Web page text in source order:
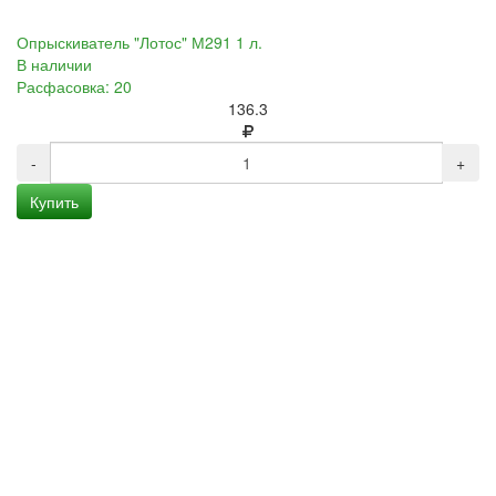
Опрыскиватель "Лотос" М291 1 л.
В наличии
Расфасовка: 20
136.3
-
+
Купить